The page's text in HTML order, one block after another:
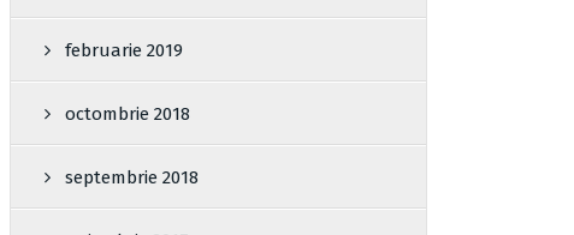
februarie 2019
octombrie 2018
septembrie 2018